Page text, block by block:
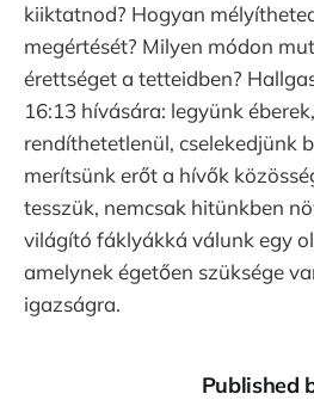
kiiktatnod? Hogyan
megértését? Milyen módon
érettséget a tetteidben?
16:13 hívására: legyünk
rendíthetetlenül, cselekedjünk
merítsünk erőt a hívők
tesszük, nemcsak hitünkben
világító fáklyákká válunk egy
amelynek égetően szüksége
igazságra.
Published